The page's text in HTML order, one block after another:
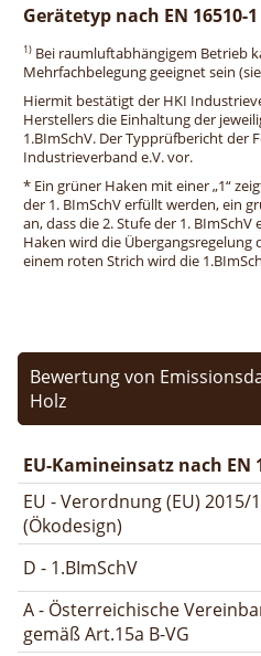
Gerätetyp nach EN 16510-1
1) Bei raumluftabhängigem Betrieb
Mehrfachbelegung geeignet sein
Hiermit bestätigt der HKI
Herstellers die Einhaltung der
1.BImSchV. Der Typprüfbericht der
Industrieverband e.V. vor.
* Ein grüner Haken mit einer „1“
der 1. BImSchV erfüllt werden, ein
an, dass die 2. Stufe der 1.
Haken wird die Übergangsregelung
einem roten Strich wird die
Bewertung von
Holz
EU-Kamineinsatz nach EN
EU - Verordnung (EU) 2015/
(Ökodesign)
D - 1.BImSchV
A - Österreichische
gemäß Art.15a B-VG